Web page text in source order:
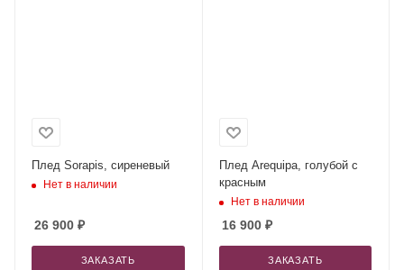
Плед Sorapis, сиреневый
Нет в наличии
26 900 ₽
ЗАКАЗАТЬ
Плед Arequipa, голубой с
красным
Нет в наличии
16 900₽
ЗАКАЗАТЬ